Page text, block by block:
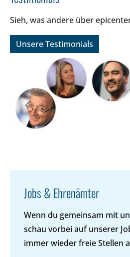
Sieh, was andere über
Unsere Testimonials
Jobs & Ehrenämter
Wenn du gemeinsam mit
schau vorbei auf unserer
immer wieder freie Stellen